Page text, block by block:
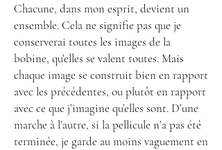
Chacune, dans mon esprit, devient un
ensemble. Cela ne signifie pas que je
conserverai toutes les images de la
bobine, qu’elles se valent toutes. Mais
chaque image se construit bien en rapport
avec les précédentes, ou plutôt en rapport
avec ce que j’imagine qu’elles sont. D’une
marche à l’autre, si la pellicule n’a pas été
terminée, je garde au moins vaguement en